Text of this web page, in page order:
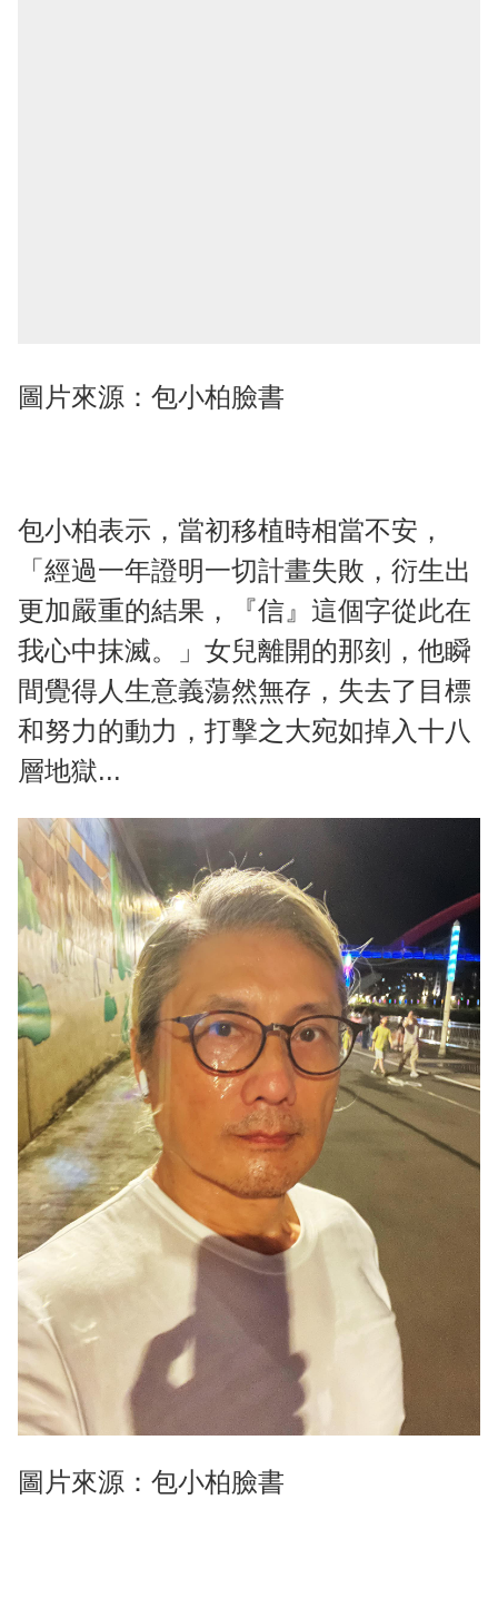
圖片來源：包小柏臉書
包小柏表示，當初移植時相當不安，
「經過一年證明一切計畫失敗，衍生出
更加嚴重的結果，『信』這個字從此在
我心中抹滅。」女兒離開的那刻，他瞬
間覺得人生意義蕩然無存，失去了目標
和努力的動力，打擊之大宛如掉入十八
層地獄...
圖片來源：包小柏臉書